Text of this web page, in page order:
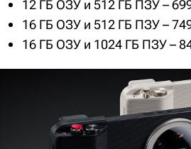
12 ГБ ОЗУ и 512 ГБ ПЗУ –
16 ГБ ОЗУ и 512 ГБ ПЗУ –
16 ГБ ОЗУ и 1024 ГБ ПЗУ –